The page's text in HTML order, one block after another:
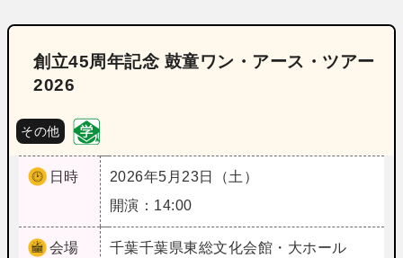
創立45周年記念 鼓童ワン・アース・ツアー
2026
その他
日時
2026年5月23日（土）
開演：14:00
会場 千葉千葉県東総文化会館・大ホール